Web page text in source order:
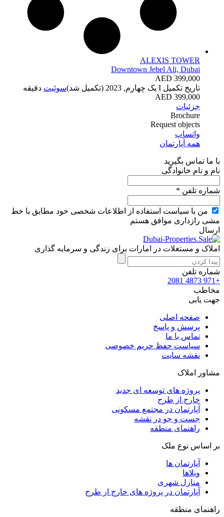
ALEXIS TOWER
Downtown Jebel Ali, Dubai
AED 399,000
تاریخ تکمیل I یک چهارم, 2023 (تکمیل شد) سوئیت دقیقه
399,000 AED
جزئیات
Brochure
Request objects
واتساپ
همه آپارتمان
با ما تماس بگیرید
نام و نام خانوادگی
شماره تلفن *
من با سیاست استفاده از اطلاعات شخصی خود مطابق با خط
مشی رازداری موافق هستم
ارسال
املاک و مستغلات در امارات برای زندگی و سرمایه گذاری
شماره تلفن
+971 4873 2081
مخاطب
جهت یابی
صفحه اصلی
پرسش و پاسخ
تماس با ما
سیاست حفظ حریم خصوصی
نقشه سایت
مشاور املاک
پروژه های توسعه ای جدید
خارج از طرح
آپارتمان در مجتمع مسکونی
جست و جو در نقشه
راهنمای منطقه
بر اساس نوع ملک
آپارتمان ها
ویلاها
منازل شهری
آپارتمان در پروژه های خارج از طرح
راهنمای منطقه